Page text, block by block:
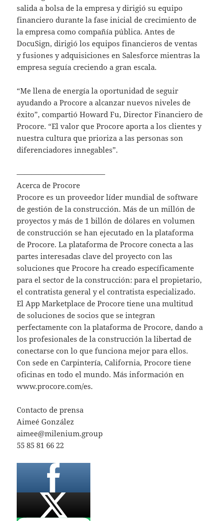
salida a bolsa de la empresa y dirigió su equipo
financiero durante la fase inicial de crecimiento de
la empresa como compañía pública. Antes de
DocuSign, dirigió los equipos financieros de ventas
y fusiones y adquisiciones en Salesforce mientras la
empresa seguía creciendo a gran escala.
“Me llena de energía la oportunidad de seguir
ayudando a Procore a alcanzar nuevos niveles de
éxito”, compartió Howard Fu, Director Financiero de
Procore. “El valor que Procore aporta a los clientes y
nuestra cultura que prioriza a las personas son
diferenciadores innegables”.
————————————
Acerca de Procore
Procore es un proveedor líder mundial de software
de gestión de la construcción. Más de un millón de
proyectos y más de 1 billón de dólares en volumen
de construcción se han ejecutado en la plataforma
de Procore. La plataforma de Procore conecta a las
partes interesadas clave del proyecto con las
soluciones que Procore ha creado específicamente
para el sector de la construcción: para el propietario,
el contratista general y el contratista especializado.
El App Marketplace de Procore tiene una multitud
de soluciones de socios que se integran
perfectamente con la plataforma de Procore, dando a
los profesionales de la construcción la libertad de
conectarse con lo que funciona mejor para ellos.
Con sede en Carpintería, California, Procore tiene
oficinas en todo el mundo. Más información en
www.procore.com/es.
Contacto de prensa
Aimeé González
aimee@milenium.group
55 85 81 66 22